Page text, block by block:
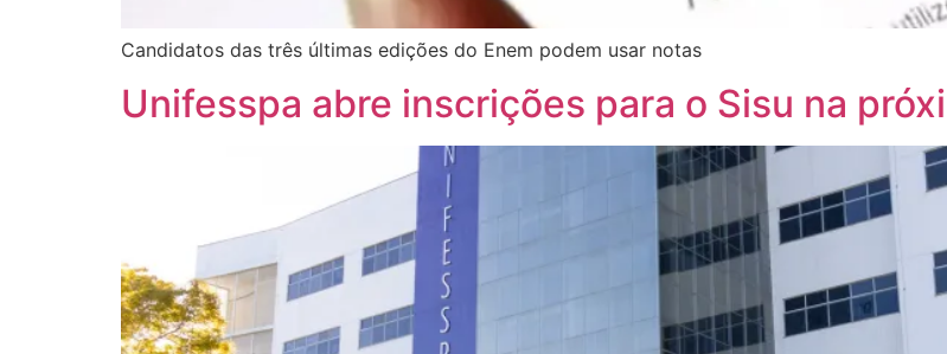
Candidatos das três últimas edições do Enem podem usar notas
Unifesspa abre inscrições para o Sisu na